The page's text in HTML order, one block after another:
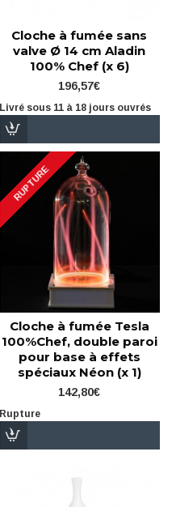
Cloche à fumée sans
valve Ø 14 cm Aladin
100% Chef (x 6)
196,57€
Livré sous 11 à 18 jours ouvrés
RUPTURE
Cloche à fumée Tesla
100%Chef, double paroi
pour base à effets
spéciaux Néon (x 1)
142,80€
Rupture